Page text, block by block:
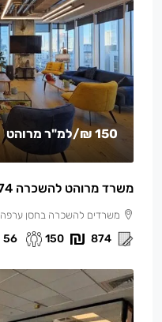
150 ₪ /למ"ר מרוהט
משרד מרוהט להשכרה 874 מ”ר במגדל סקיי
משרדים להשכרה בחסן ערפה
874
150
56